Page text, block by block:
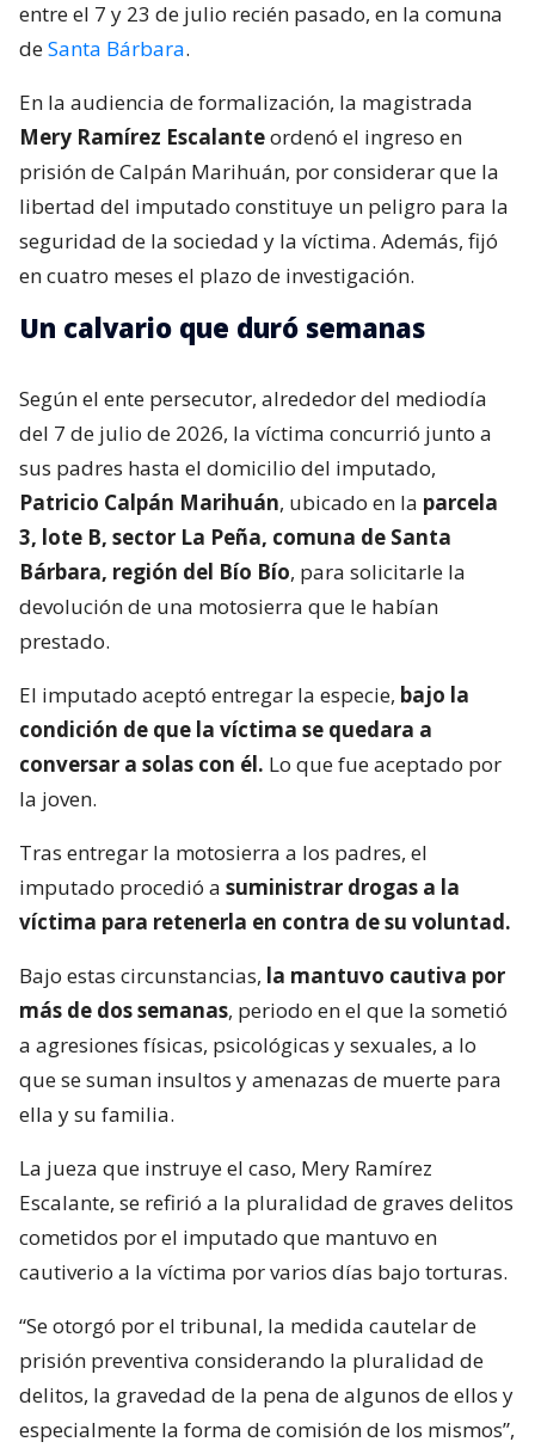
entre el 7 y 23 de julio recién pasado, en la comuna
deSanta Bárbara.
En la audiencia de formalización, la magistrada
Mery Ramírez Escalanteordenó el ingreso en
prisión de Calpán Marihuán, por considerar que la
libertad del imputado constituye un peligro para la
seguridad de la sociedad y la víctima. Además, fijó
en cuatro meses el plazo de investigación.
Un calvario que duró semanas
Según el ente persecutor, alrededor del mediodía
del 7 de julio de 2026, la víctima concurrió junto a
sus padres hasta el domicilio del imputado,
Patricio Calpán Marihuán, ubicado en la parcela
3, lote B, sector La Peña, comuna de Santa
Bárbara, región del Bío Bío, para solicitarle la
devolución de una motosierra que le habían
prestado.
El imputado aceptó entregar la especie, bajo la
condición de que la víctima se quedara a
conversar a solas con él. Lo que fue aceptado por
la joven.
Tras entregar la motosierra a los padres, el
imputado procedió a suministrar drogas a la
víctima para retenerla en contra de su voluntad.
Bajo estas circunstancias, la mantuvo cautiva por
más de dos semanas, periodo en el que la sometió
a agresiones físicas, psicológicas y sexuales, a lo
que se suman insultos y amenazas de muerte para
ella y su familia.
La jueza que instruye el caso, Mery Ramírez
Escalante, se refirió a la pluralidad de graves delitos
cometidos por el imputado que mantuvo en
cautiverio a la víctima por varios días bajo torturas.
“Se otorgó por el tribunal, la medida cautelar de
prisión preventiva considerando la pluralidad de
delitos, la gravedad de la pena de algunos de ellos y
especialmente la forma de comisión de los mismos”,